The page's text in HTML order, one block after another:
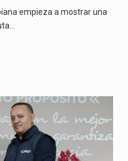
empieza a mostrar una